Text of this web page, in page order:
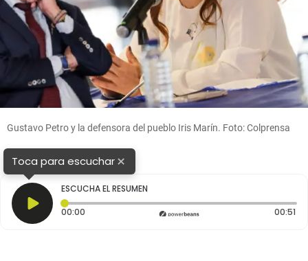
Gustavo Petro y la defensora del pueblo Iris Marín. Foto: Colprensa
Toca para escuchar×
ESCUCHA EL RESUMEN
00:00 Tiempo transcurrido: 0 segundos 00:51